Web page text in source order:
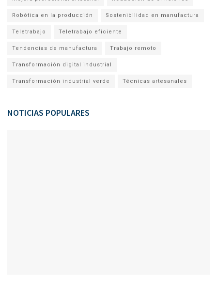
Robótica en la producción Sostenibilidad en manufactura
Teletrabajo Teletrabajo eficiente
Tendencias de manufactura Trabajo remoto
Transformación digital industrial
Transformación industrial verde Técnicas artesanales
NOTICIAS POPULARES